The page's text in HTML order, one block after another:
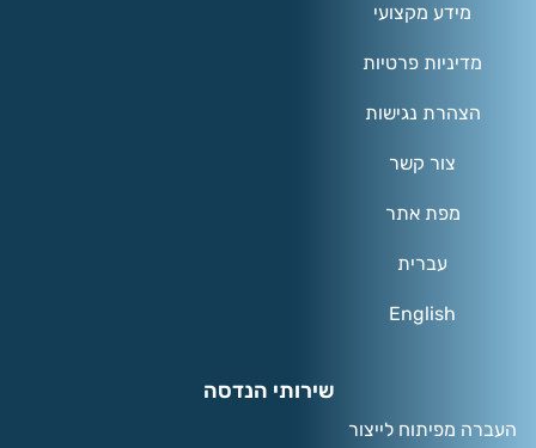
מידע מקצועי
מדיניות פרטיות
הצהרת נגישות
צור קשר
מפת אתר
עברית
English
שירותי הנדסה
העברה מפיתוח לייצור